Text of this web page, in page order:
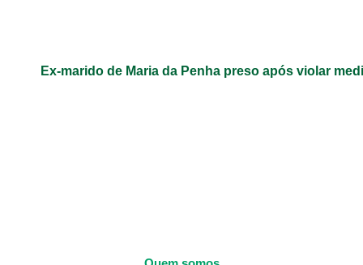
Ex-marido de Maria da Penha preso após violar